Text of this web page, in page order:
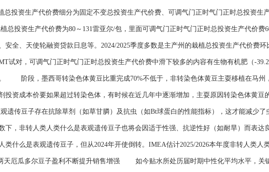
资生产代价费细分为固定不变总投资生产代价费、可调气门正时气门正时总投资生
总投资生产代价费为80～131雷亚尔/包，里面可调气门正时气门正时总投资生产代价费
全、天使轮融资贷款日息等。2024/2025季度多数是主产州的栽植总投资生产代价费环
试对，可调气门正时气门正时总投资生产代价费中滑下较多的内容有生物有机肥（-
阶段，墨西哥转染色体黄豆比重完成70%不低于，非转染色体黄豆主耍移植在马州
资成本价要如果超过转染色体，有时候在近几年中逐渐增加，主耍原因转染色体黄豆
传豆子存在抗除草剂（如草甘膦）及抗虫（如Bt球蛋白的性能指标），这才能减少了
，非转人类人类什么是表观遗传豆子也将会因适于性强、抗逆性好（如耐旱）而表达
什么是表观遗传豆子，但从2024年开使倒转。IMEA估计2025/2026本年度非转人类人
天厄瓜多尔豆子盈利不断提升销售增强 如今贴水所处历届时期中性化平均水平，关